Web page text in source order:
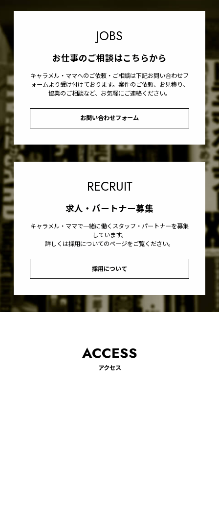
JOBS
お仕事のご相談はこちらから
キャラメル・ママへのご依頼・ご相談は下記お問い合わせフ
ォームより受け付けております。案件のご依頼、お見積り、
協業のご相談など、お気軽にご連絡ください。
お問い合わせフォーム
RECRUIT
求人・パートナー募集
キャラメル・ママで一緒に働くスタッフ・パートナーを募集
しています。
詳しくは採用についてのページをご覧ください。
採用について
ACCESS
アクセス